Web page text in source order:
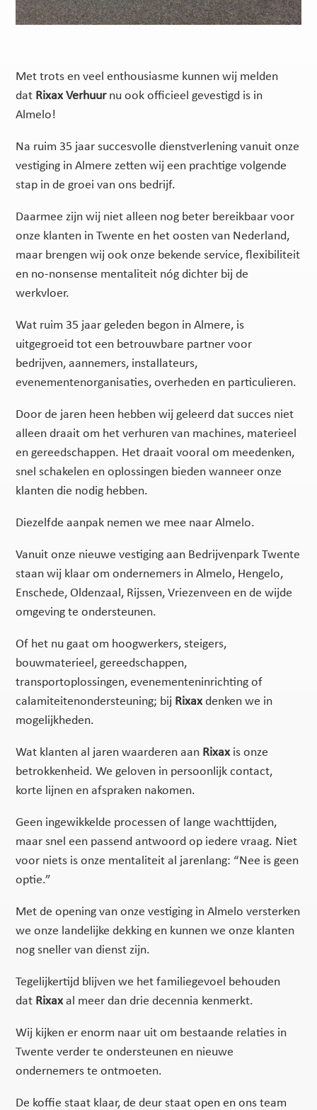
Met trots en veel enthousiasme kunnen wij melden
dat Rixax Verhuurnu ook officieel gevestigd is in
Almelo!
Na ruim 35 jaar succesvolle dienstverlening vanuit onze
vestiging in Almere zetten wij een prachtige volgende
stap in de groei van ons bedrijf.
Daarmee zijn wij niet alleen nog beter bereikbaar voor
onze klanten in Twente en het oosten van Nederland,
maar brengen wij ook onze bekende service, flexibiliteit
en no-nonsense mentaliteit nóg dichter bij de
werkvloer.
Wat ruim 35 jaar geleden begon in Almere, is
uitgegroeid tot een betrouwbare partner voor
bedrijven, aannemers, installateurs,
evenementenorganisaties, overheden en particulieren.
Door de jaren heen hebben wij geleerd dat succes niet
alleen draait om het verhuren van machines, materieel
en gereedschappen. Het draait vooral om meedenken,
snel schakelen en oplossingen bieden wanneer onze
klanten die nodig hebben.
Diezelfde aanpak nemen we mee naar Almelo.
Vanuit onze nieuwe vestiging aan Bedrijvenpark Twente
staan wij klaar om ondernemers in Almelo, Hengelo,
Enschede, Oldenzaal, Rijssen, Vriezenveen en de wijde
omgeving te ondersteunen.
Of het nu gaat om hoogwerkers, steigers,
bouwmaterieel, gereedschappen,
transportoplossingen, evenementeninrichting of
calamiteitenondersteuning; bij Rixax denken we in
mogelijkheden.
Wat klanten al jaren waarderen aan Rixax is onze
betrokkenheid. We geloven in persoonlijk contact,
korte lijnen en afspraken nakomen.
Geen ingewikkelde processen of lange wachttijden,
maar snel een passend antwoord op iedere vraag. Niet
voor niets is onze mentaliteit al jarenlang: “Nee is geen
optie.”
Met de opening van onze vestiging in Almelo versterken
we onze landelijke dekking en kunnen we onze klanten
nog sneller van dienst zijn.
Tegelijkertijd blijven we het familiegevoel behouden
dat Rixaxal meer dan drie decennia kenmerkt.
Wij kijken er enorm naar uit om bestaande relaties in
Twente verder te ondersteunen en nieuwe
ondernemers te ontmoeten.
De koffie staat klaar, de deur staat open en ons team